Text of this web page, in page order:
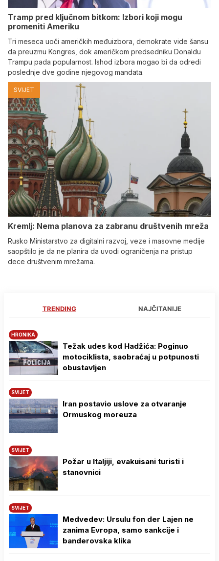
Tramp pred ključnom bitkom: Izbori koji mogu
promeniti Ameriku
Tri meseca uoči američkih međuizbora, demokrate vide šansu
da preuzmu Kongres, dok američkom predsedniku Donaldu
Trampu pada popularnost. Ishod izbora mogao bi da odredi
poslednje dve godine njegovog mandata.
SVIJET
Kremlj: Nema planova za zabranu društvenih mreža
Rusko Ministarstvo za digitalni razvoj, veze i masovne medije
saopštilo je da ne planira da uvodi ograničenja na pristup
dece društvenim mrežama.
TRENDING NAJČITANIJE
HRONIKA
Težak udes kod Hadžića: Poginuo
motociklista, saobraćaj u potpunosti
obustavljen
SVIJET
Iran postavio uslove za otvaranje
Ormuskog moreuza
SVIJET
Požar u Italjiji, evakuisani turisti i
stanovnici
SVIJET
Medvedev: Ursulu fon der Lajen ne
zanima Evropa, samo sankcije i
banderovska klika